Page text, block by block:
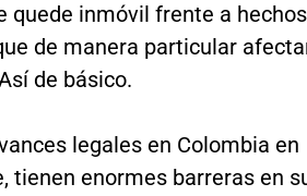
quede inmóvil frente a hechos
de manera particular
de básico.
legales en Colombia en
tienen enormes barreras en